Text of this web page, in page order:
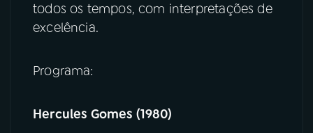
todos os tempos, com interpretações de
excelência.
Programa:
Hercules Gomes (1980)